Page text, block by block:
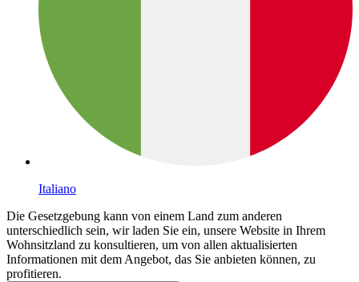
Italiano
Die Gesetzgebung kann von einem Land zum anderen
unterschiedlich sein, wir laden Sie ein, unsere Website in Ihrem
Wohnsitzland zu konsultieren, um von allen aktualisierten
Informationen mit dem Angebot, das Sie anbieten können, zu
profitieren.